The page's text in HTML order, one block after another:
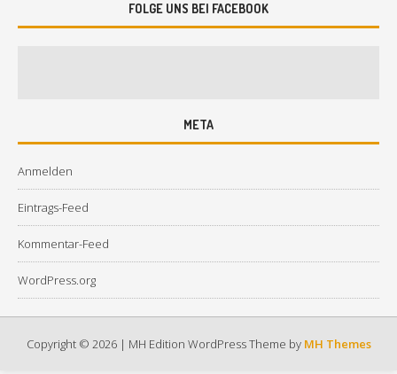
FOLGE UNS BEI FACEBOOK
META
Anmelden
Eintrags-Feed
Kommentar-Feed
WordPress.org
Copyright © 2026 | MH Edition WordPress Theme by MH Themes